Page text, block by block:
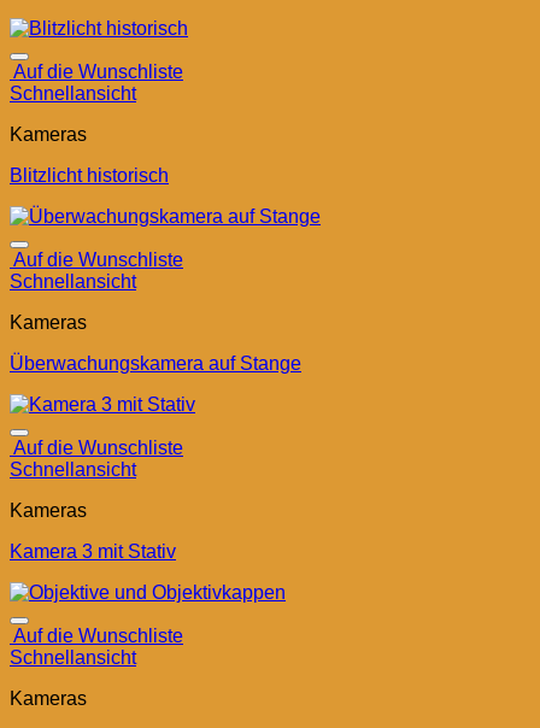
Auf die Wunschliste
Schnellansicht
Kameras
Blitzlicht historisch
Auf die Wunschliste
Schnellansicht
Kameras
Überwachungskamera auf Stange
Auf die Wunschliste
Schnellansicht
Kameras
Kamera 3 mit Stativ
Auf die Wunschliste
Schnellansicht
Kameras